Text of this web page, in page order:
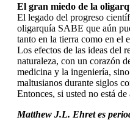
El gran miedo de la
El legado del progreso
oligarquía SABE que aún
tanto en la tierra como en el
Los efectos de las ideas del
naturaleza, con un corazón
medicina y la ingeniería,
maltusianos durante siglos
Entonces, si usted no está
Matthew J.L. Ehret es